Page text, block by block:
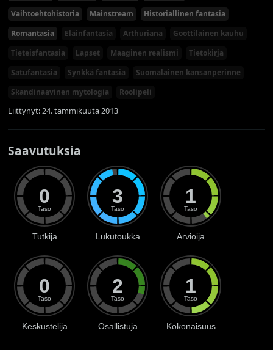
Vaihtoehtohistoria
Mainstream
Historiallinen fantasia
Romantasia
Eläinfantasia Arthuriana
Goottilainen kauhu
Tieteisfantasia
Lapset Maaginen realismi
Tietokirja
Satufantasia
Synkkä fantasia
Suomalainen kansanperinne
Skandinaavinen mytologia
Roolipeli
Liittynyt: 24. tammikuuta 2013
Saavutuksia
0
Taso
Tutkija
3
Taso
Lukutoukka
1
Taso
Arvioija
0
Taso
Keskustelija
2
Taso
Osallistuja
1
Taso
Kokonaisuus